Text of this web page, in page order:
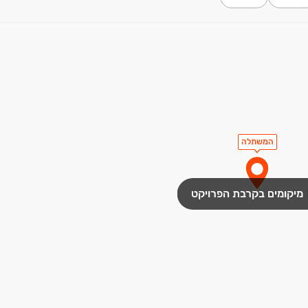
שטחי מסחר, מבני ציבור ושטח ציבורי פתוח, הכולל פיתוח
המשתלה
מיקומים בקרבת הפרויקט